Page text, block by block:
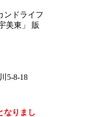
ンドライフ
美東」 販
5-8-18
なりまし